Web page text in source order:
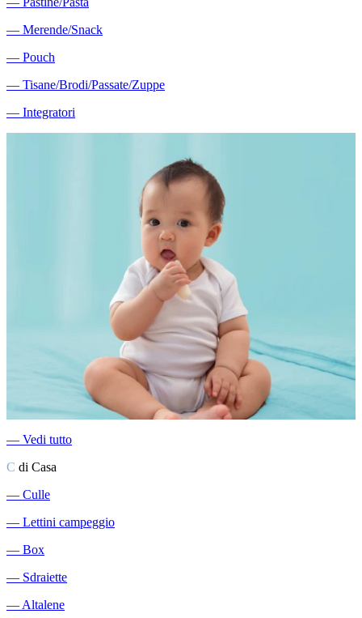
― Merende/Snack
― Pouch
― Tisane/Brodi/Passate/Zuppe
― Integratori
― Vedi tutto
C di Casa
― Culle
― Lettini campeggio
― Box
― Sdraiette
―Altalene